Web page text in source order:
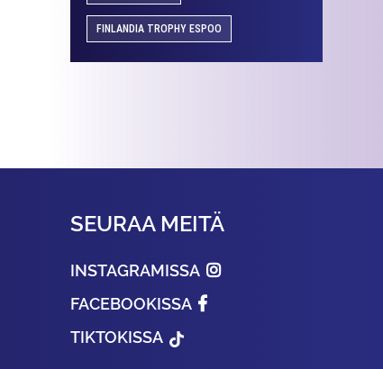
FINLANDIA TROPHY ESPOO
SEURAA MEITÄ
INSTAGRAMISSA
FACEBOOKISSA
TIKTOKISSA